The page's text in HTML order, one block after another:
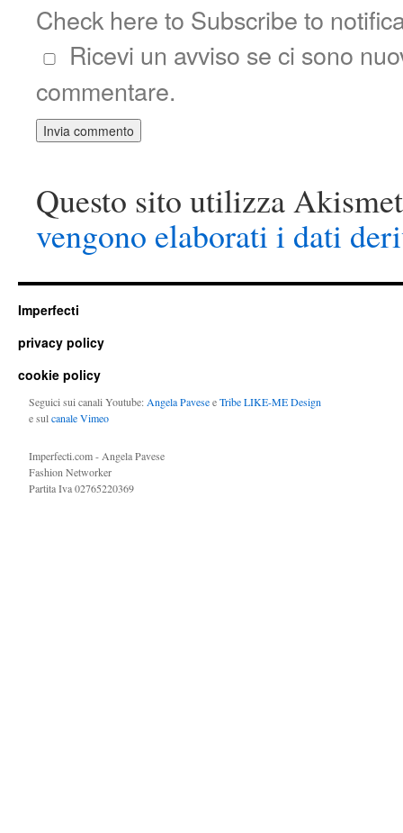
Check here to Subscribe to
Ricevi un avviso se ci sono
commentare.
Questo sito utilizza
vengono elaborati i dati
Imperfecti
privacy policy
cookie policy
Seguici sui canali Youtube: Angela PaveseeTribe LIKE-ME Design
e sulcanale Vimeo
Imperfecti.com - Angela Pavese
Fashion Networker
Partita Iva 02765220369